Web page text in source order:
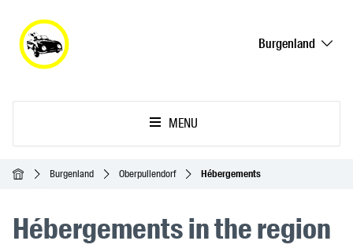
Burgenland
MENU
AccueilBurgenland Oberpullendorf Hébergements
Hébergements in the region